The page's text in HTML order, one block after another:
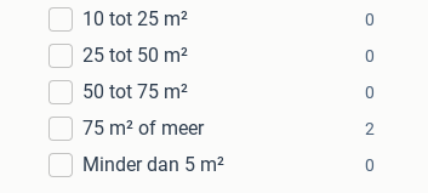
10 tot 25 m² 0
25 tot 50 m² 0
50 tot 75 m² 0
75 m² of meer 2
Minder dan 5 m² 0